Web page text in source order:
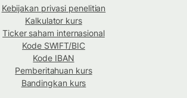
Kebijakan privasi penelitian
Kalkulator kurs
Ticker saham internasional
Kode SWIFT/BIC
Kode IBAN
Pemberitahuan kurs
Bandingkan kurs